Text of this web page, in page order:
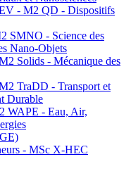
- M2 QD - Dispositifs
SMNO - Science des
Nano-Objets
Solids - Mécanique des
TraDD - Transport et
Durable
WAPE - Eau, Air,
- MSc X-HEC